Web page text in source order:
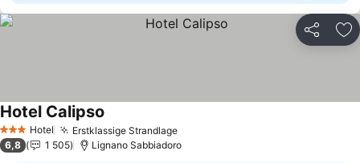
Teilen
3 SterneHotel Erstklassige Strandlage
Hotel Calipso
6,8 1 505 Lignano Sabbiadoro